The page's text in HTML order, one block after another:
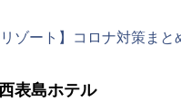
リゾート】コロナ対策まと
表島ホテル